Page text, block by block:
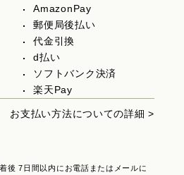
AmazonPay
郵便局後払い
代金引換
d払い
ソフトバンク決済
楽天Pay
お支払い方法についての詳細 >
後 7日間以内にお電話またはメールに